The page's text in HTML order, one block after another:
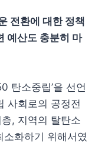
전환에 대한 정책
예산도 충분히 마
탄소중립’을 선언
사회로의 공정전
, 지역의 탈탄소
화하기 위해서였